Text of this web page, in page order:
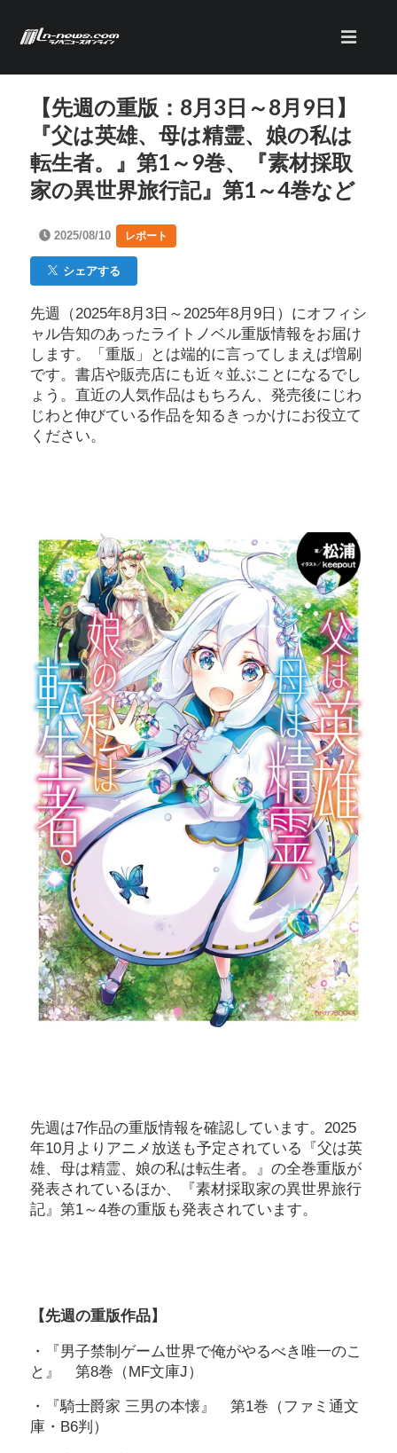
【先週の重版：8月3日～8月9日】
『父は英雄、母は精霊、娘の私は
転生者。』第1～9巻、『素材採取
家の異世界旅行記』第1～4巻など
2025/08/10 レポート
シェアする
先週（2025年8月3日～2025年8月9日）にオフィシ
ャル告知のあったライトノベル重版情報をお届け
します。「重版」とは端的に言ってしまえば増刷
です。書店や販売店にも近々並ぶことになるでし
ょう。直近の人気作品はもちろん、発売後にじわ
じわと伸びている作品を知るきっかけにお役立て
ください。
先週は7作品の重版情報を確認しています。2025
年10月よりアニメ放送も予定されている『父は英
雄、母は精霊、娘の私は転生者。』の全巻重版が
発表されているほか、『素材採取家の異世界旅行
記』第1～4巻の重版も発表されています。
【先週の重版作品】
・『男子禁制ゲーム世界で俺がやるべき唯一のこ
と』 第8巻（MF文庫J）
・『騎士爵家 三男の本懐』 第1巻（ファミ通文
庫・B6判）